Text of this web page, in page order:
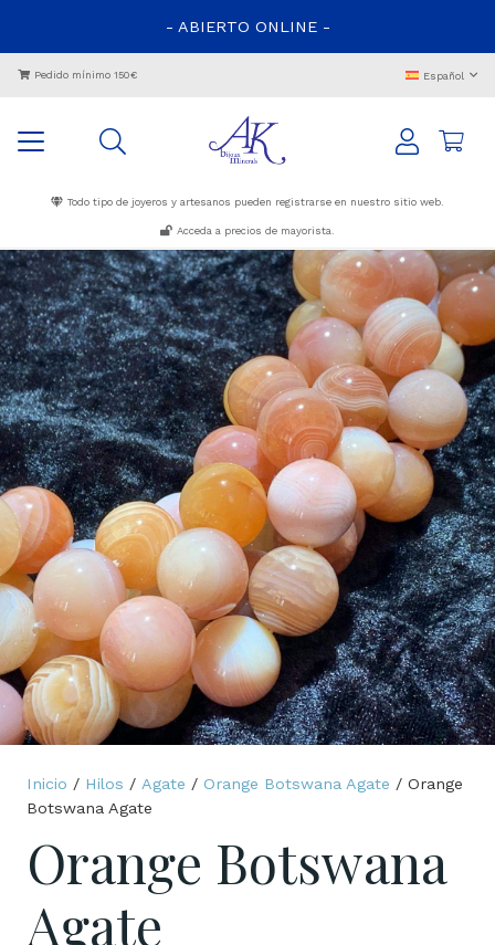
- ABIERTO ONLINE -
Pedido mínimo 150€ Español
Todo tipo de joyeros y artesanos pueden registrarse en nuestro sitio web.
Acceda a precios de mayorista.
Inicio / Hilos / Agate / Orange Botswana Agate / Orange
Botswana Agate
Orange Botswana
Agate